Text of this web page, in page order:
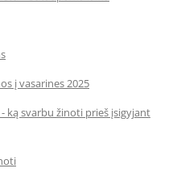
į vasarines 2025
ką svarbu žinoti prieš įsigyjant